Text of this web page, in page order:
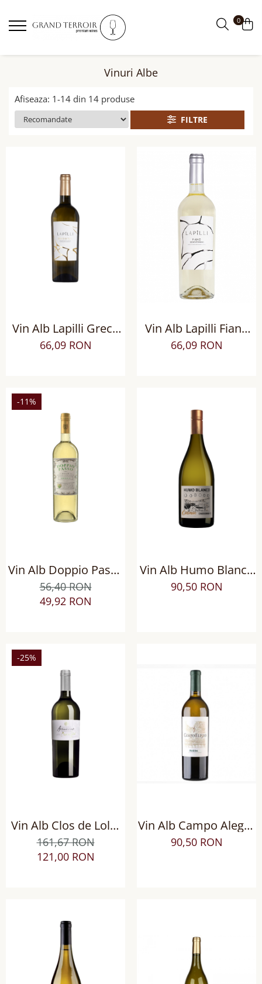
0
Vinuri Albe
Afiseaza: 1-14 din 14 produse
FILTRE
Vin Alb Lapilli Greco
di Tufo DOCG, sec
66,09 RON
Vin Alb Lapilli Fiano
Beneventano IGT sec
66,09 RON
-11%
Vin Alb Doppio Passo
Grillo Sicilia DOC, Sec
56,40 RON
49,92 RON
Vin Alb Humo Blanco
Limited Edition
Chardonnay BIO, Sec
90,50 RON
-25%
Vin Alb Clos de Lolol
Biodinamic, Sec
161,67 RON
121,00 RON
Vin Alb Campo Alegre
Verdejo DO Rueda,
Sec
90,50 RON